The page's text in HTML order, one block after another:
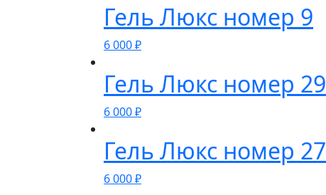
Гель Люкс номер 9
6 000₽
Гель Люкс номер 29
6 000₽
Гель Люкс номер 27
6 000₽